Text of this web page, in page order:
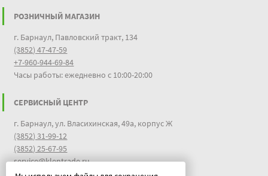
РОЗНИЧНЫЙ МАГАЗИН
г. Барнаул, Павловский тракт, 134
(3852) 47-47-59
+7-960-944-69-84
Часы работы: ежедневно с 10:00-20:00
СЕРВИСНЫЙ ЦЕНТР
г. Барнаул, ул. Власихинская, 49а, корпус Ж
(3852) 31-99-12
(3852) 25-67-95
service@klentrade.ru